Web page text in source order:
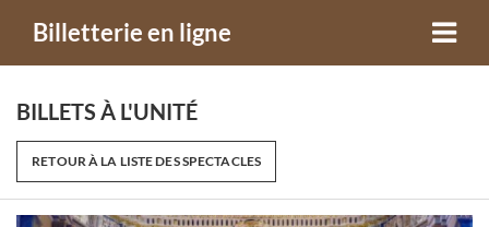
Billetterie en ligne
BILLETS À L'UNITÉ
RETOUR À LA LISTE DES SPECTACLES